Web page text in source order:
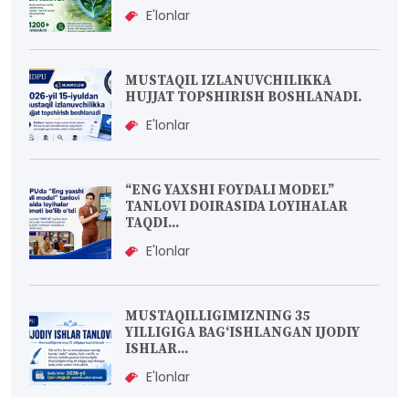
E'lonlar
MUSTAQIL IZLANUVCHILIKKA
HUJJAT TOPSHIRISH BOSHLANADI.
E'lonlar
“ENG YAXSHI FOYDALI MODEL”
TANLOVI DOIRASIDA LOYIHALAR
TAQDI...
E'lonlar
MUSTAQILLIGIMIZNING 35
YILLIGIGA BAG‘ISHLANGAN IJODIY
ISHLAR...
E'lonlar